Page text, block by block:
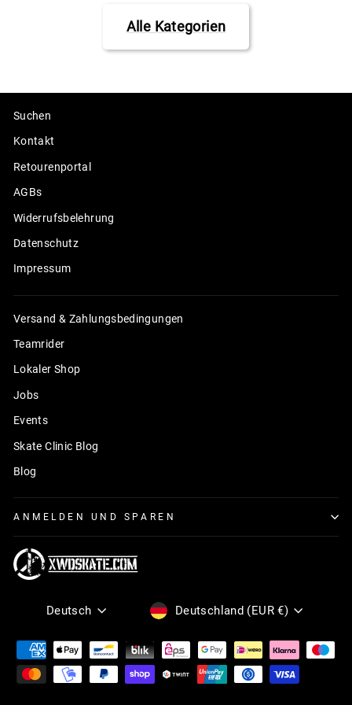
Alle Kategorien
Suchen
Kontakt
Retourenportal
AGBs
Widerrufsbelehrung
Datenschutz
Impressum
Versand & Zahlungsbedingungen
Teamrider
Lokaler Shop
Jobs
Events
Skate Clinic Blog
Blog
ANMELDEN UND SPAREN
Sprache
Deutsch Währung
Deutschland (EUR €)